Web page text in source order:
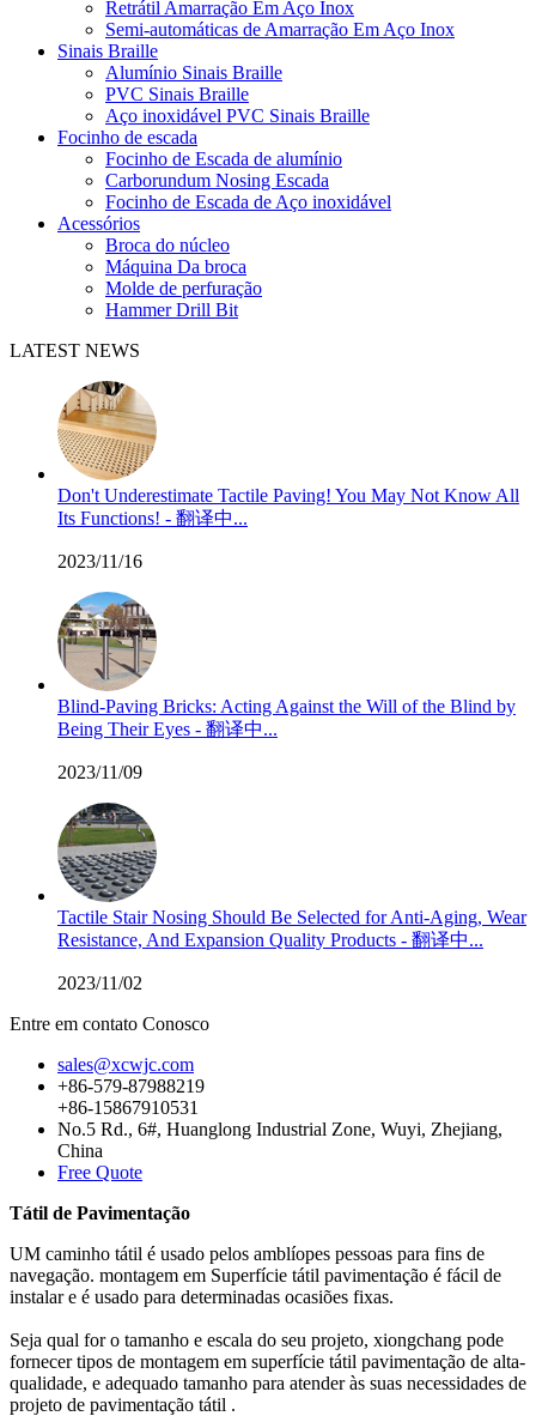
Retrátil Amarração Em Aço Inox
Semi-automáticas de Amarração Em Aço Inox
Sinais Braille
Alumínio Sinais Braille
PVC Sinais Braille
Aço inoxidável PVC Sinais Braille
Focinho de escada
Focinho de Escada de alumínio
Carborundum Nosing Escada
Focinho de Escada de Aço inoxidável
Acessórios
Broca do núcleo
Máquina Da broca
Molde de perfuração
Hammer Drill Bit
LATEST NEWS
Don't Underestimate Tactile Paving! You May Not Know All
Its Functions! - 翻译中...
2023/11/16
Blind-Paving Bricks: Acting Against the Will of the Blind by
Being Their Eyes - 翻译中...
2023/11/09
Tactile Stair Nosing Should Be Selected for Anti-Aging, Wear
Resistance, And Expansion Quality Products - 翻译中...
2023/11/02
Entre em contato Conosco
sales@xcwjc.com
+86-579-87988219
+86-15867910531
No.5 Rd., 6#, Huanglong Industrial Zone, Wuyi, Zhejiang,
China
Free Quote
Tátil de Pavimentação
UM caminho tátil é usado pelos amblíopes pessoas para fins de
navegação. montagem em Superfície tátil pavimentação é fácil de
instalar e é usado para determinadas ocasiões fixas.
Seja qual for o tamanho e escala do seu projeto, xiongchang pode
fornecer tipos de montagem em superfície tátil pavimentação de alta-
qualidade, e adequado tamanho para atender às suas necessidades de
projeto de pavimentação tátil .